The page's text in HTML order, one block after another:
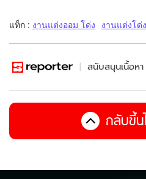
แท็ก : งานแต่งออม โด่ง งานแต่งโด่
สนับสนุนเนื้อหา
กลับขึ้น